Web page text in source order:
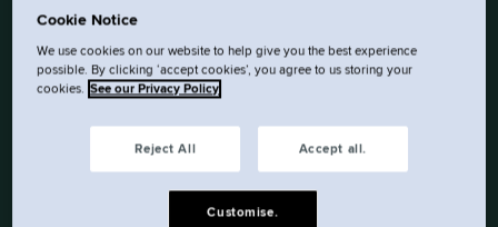
Dans environ 34 m², vous aurez tout l'espace
nécessaire pour vous détendre, avec un lit king-
size UE de 160 cm x 200 cm et un canapé
comprend une cuisine Smeg entièrement
réfrigérateur/congélateur, lave-vaisselle, four à
Cookie Notice
We use cookies on our website to help give you the best experience
possible. By clicking ‘accept cookies’, you agree to us storing your
cookies. See our Privacy Policy
Reject All Accept all.
Customise.